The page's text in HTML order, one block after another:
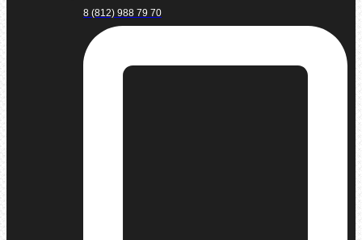
8 (812) 988 79 70